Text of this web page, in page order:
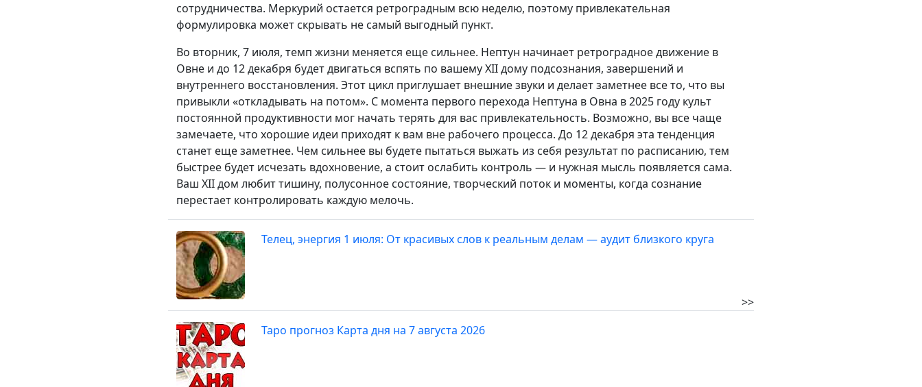
сотрудничества. Меркурий остается ретроградным всю неделю, поэтому привлекательная
формулировка может скрывать не самый выгодный пункт.
Во вторник, 7 июля, темп жизни меняется еще сильнее. Нептун начинает ретроградное движение в
Овне и до 12 декабря будет двигаться вспять по вашему XII дому подсознания, завершений и
внутреннего восстановления. Этот цикл приглушает внешние звуки и делает заметнее все то, что вы
привыкли «откладывать на потом». С момента первого перехода Нептуна в Овна в 2025 году культ
постоянной продуктивности мог начать терять для вас привлекательность. Возможно, вы все чаще
замечаете, что хорошие идеи приходят к вам вне рабочего процесса. До 12 декабря эта тенденция
станет еще заметнее. Чем сильнее вы будете пытаться выжать из себя результат по расписанию, тем
быстрее будет исчезать вдохновение, а стоит ослабить контроль — и нужная мысль появляется сама.
Ваш XII дом любит тишину, полусонное состояние, творческий поток и моменты, когда сознание
перестает контролировать каждую мелочь.
Телец, энергия 1 июля: От красивых слов к реальным делам — аудит близкого круга
>>
Таро прогноз Карта дня на 7 августа 2026